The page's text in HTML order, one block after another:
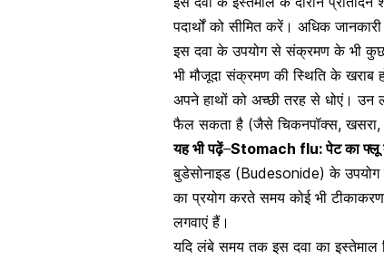
पदार्थों को सीमित करें। अधिक
इस दवा के उपयोग से संक्रमण के भी
भी मौजूदा संक्रमण की स्थिति के
अपने हाथों को अच्छी तरह से धोएं।
फैल सकता है (जैसे चिकनपॉक्स, खसरा,
यह भी पढ़ें–Stomach flu: पेट का फ्लू
बुडेसोनाइड (Budesonide) के उपयोग
का प्रयोग करते समय कोई भी
लगवाएं हैं।
यदि लंबे समय तक इस दवा का इस्तेमाल